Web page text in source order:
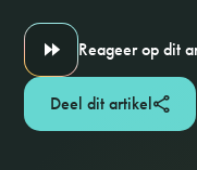
Reageer op dit
Deel dit artikel